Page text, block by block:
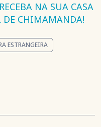
NA SUA CASA
CHIMAMANDA!
ESTRANGEIRA